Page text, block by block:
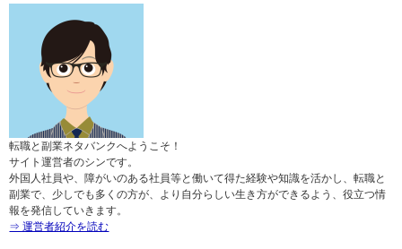
転職と副業ネタバンクへようこそ！
サイト運営者のシンです。
外国人社員や、障がいのある社員等と働いて得た経験や知識を活かし、転職と
副業で、少しでも多くの方が、より自分らしい生き方ができるよう、役立つ情
報を発信していきます。
⇒ 運営者紹介を読む